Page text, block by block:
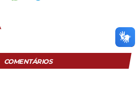
COMENTÁRIOS